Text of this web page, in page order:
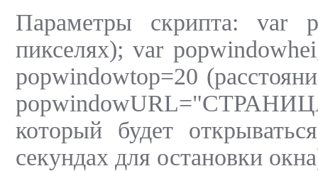
Параметры скрипта: var
пикселях); var
popwindowtop=20
который будет
секундах для остановки